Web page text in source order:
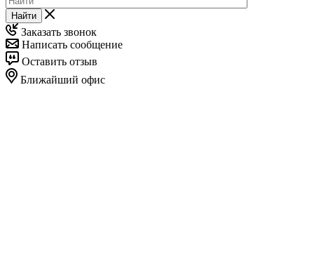
Найти
Заказать звонок
Написать сообщение
Оставить отзыв
Ближайший офис